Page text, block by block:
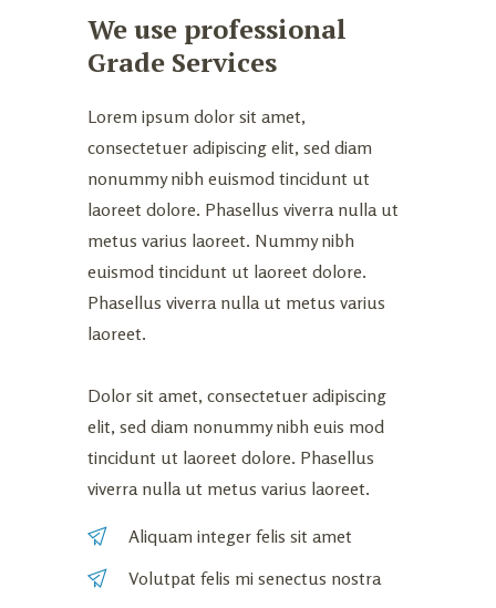
We use professional
Grade Services
Lorem ipsum dolor sit amet,
consectetuer adipiscing elit, sed diam
nonummy nibh euismod tincidunt ut
laoreet dolore. Phasellus viverra nulla ut
metus varius laoreet. Nummy nibh
euismod tincidunt ut laoreet dolore.
Phasellus viverra nulla ut metus varius
laoreet.
Dolor sit amet, consectetuer adipiscing
elit, sed diam nonummy nibh euis mod
tincidunt ut laoreet dolore. Phasellus
viverra nulla ut metus varius laoreet.
Aliquam integer felis sit amet
Volutpat felis mi senectus nostra